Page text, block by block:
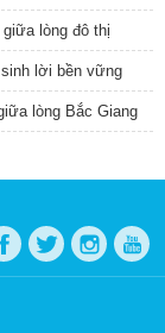
lòng đô thị
lời bền vững
lòng Bắc Giang